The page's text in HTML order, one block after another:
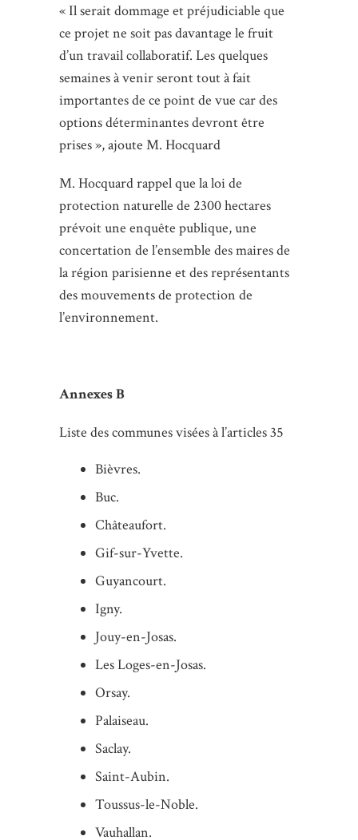
« Il serait dommage et préjudiciable que
ce projet ne soit pas davantage le fruit
d’un travail collaboratif. Les quelques
semaines à venir seront tout à fait
importantes de ce point de vue car des
options déterminantes devront être
prises », ajoute M. Hocquard
M. Hocquard rappel que la loi de
protection naturelle de 2300 hectares
prévoit une enquête publique, une
concertation de l’ensemble des maires de
la région parisienne et des représentants
des mouvements de protection de
l’environnement.
Annexes B
Liste des communes visées à l’articles 35
Bièvres.
Buc.
Châteaufort.
Gif-sur-Yvette.
Guyancourt.
Igny.
Jouy-en-Josas.
Les Loges-en-Josas.
Orsay.
Palaiseau.
Saclay.
Saint-Aubin.
Toussus-le-Noble.
Vauhallan.